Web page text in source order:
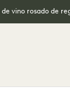
vino rosado de